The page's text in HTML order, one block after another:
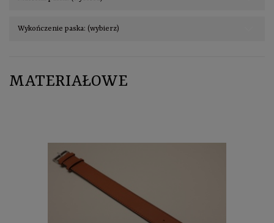
Wykończenie paska: (wybierz)
MATERIAŁOWE